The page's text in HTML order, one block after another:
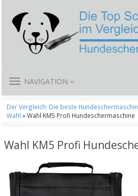
TOGGLE
NAVIGATION
Der Vergleich: Die beste
Wahl » Wahl KM5 Profi Hundeschermaschine
Wahl KM5 Profi